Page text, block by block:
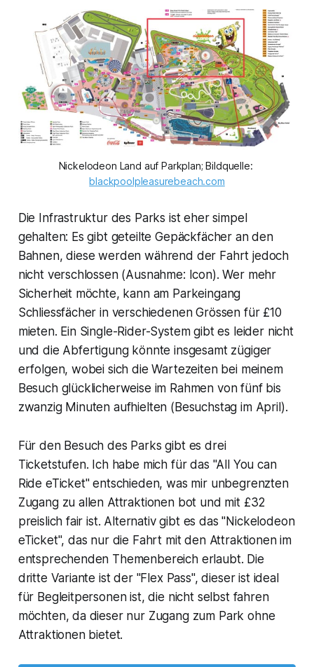
blackpoolpleasurebeach.com
Die Infrastruktur des Parks ist eher simpel
gehalten: Es gibt geteilte Gepäckfächer an den
Bahnen, diese werden während der Fahrt jedoch
nicht verschlossen (Ausnahme: Icon). Wer mehr
Sicherheit möchte, kann am Parkeingang
Schliessfächer in verschiedenen Grössen für £10
mieten. Ein Single-Rider-System gibt es leider nicht
und die Abfertigung könnte insgesamt zügiger
erfolgen, wobei sich die Wartezeiten bei meinem
Besuch glücklicherweise im Rahmen von fünf bis
zwanzig Minuten aufhielten (Besuchstag im April).
Für den Besuch des Parks gibt es drei
Ticketstufen. Ich habe mich für das "All You can
Ride eTicket" entschieden, was mir unbegrenzten
Zugang zu allen Attraktionen bot und mit £32
preislich fair ist. Alternativ gibt es das "Nickelodeon
eTicket", das nur die Fahrt mit den Attraktionen im
entsprechenden Themenbereich erlaubt. Die
dritte Variante ist der "Flex Pass", dieser ist ideal
für Begleitpersonen ist, die nicht selbst fahren
möchten, da dieser nur Zugang zum Park ohne
Attraktionen bietet.